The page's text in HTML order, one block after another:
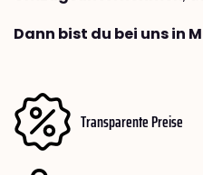
Dann bist du bei uns in
Transparente Preise